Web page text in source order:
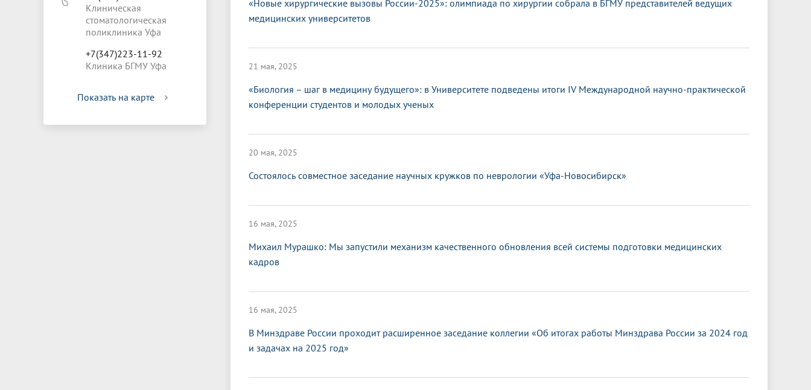
Клиническая
стоматологическая
поликлиника Уфа
+7(347)223-11-92
Клиника БГМУ Уфа
Показать на карте
«Новые хирургические вызовы России-2025»: олимпиада по хирургии собрала в БГМУ представителей ведущих
медицинских университетов
21 мая, 2025
«Биология – шаг в медицину будущего»: в Университете подведены итоги IV Международной научно-практической
конференции студентов и молодых ученых
20 мая, 2025
Состоялось совместное заседание научных кружков по неврологии «Уфа-Новосибирск»
16 мая, 2025
Михаил Мурашко: Мы запустили механизм качественного обновления всей системы подготовки медицинских
кадров
16 мая, 2025
В Минздраве России проходит расширенное заседание коллегии «Об итогах работы Минздрава России за 2024 год
и задачах на 2025 год»